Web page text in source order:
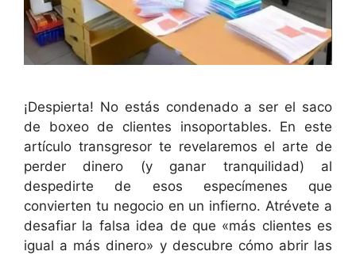
¡Despierta! No estás condenado a ser el saco
de boxeo de clientes insoportables. En este
artículo transgresor te revelaremos el arte de
perder dinero (y ganar tranquilidad) al
despedirte de esos especímenes que
convierten tu negocio en un infierno. Atrévete a
desafiar la falsa idea de que «más clientes es
igual a más dinero» y descubre cómo abrir las